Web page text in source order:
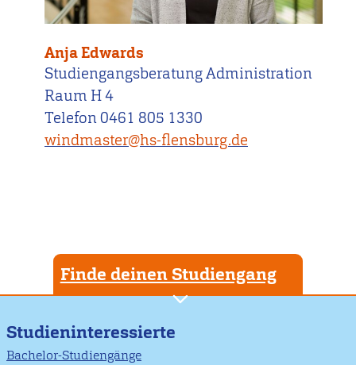
Anja Edwards
Studiengangsberatung Administration
Raum H 4
Telefon 0461 805 1330
windmaster@hs-flensburg.de
Finde deinen Studiengang
Studieninteressierte
Bachelor-Studiengänge